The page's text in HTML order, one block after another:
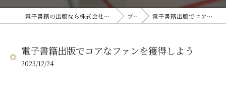
電子書籍の出版なら株式会社ちょんまげコーポレーション ブログ 電子書籍出版でコアなファンを獲得しよう
電子書籍出版でコアなファンを獲得しよう
2023/12/24